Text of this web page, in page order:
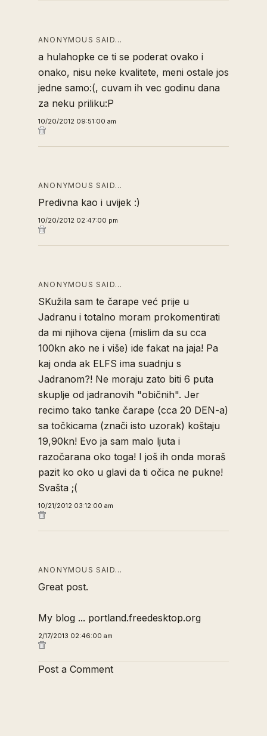
ANONYMOUS SAID…
a hulahopke ce ti se poderat ovako i
onako, nisu neke kvalitete, meni ostale jos
jedne samo:(, cuvam ih vec godinu dana
za neku priliku:P
10/20/2012 09:51:00 am
ANONYMOUS SAID…
Predivna kao i uvijek :)
10/20/2012 02:47:00 pm
ANONYMOUS SAID…
SKužila sam te čarape već prije u
Jadranu i totalno moram prokomentirati
da mi njihova cijena (mislim da su cca
100kn ako ne i više) ide fakat na jaja! Pa
kaj onda ak ELFS ima suadnju s
Jadranom?! Ne moraju zato biti 6 puta
skuplje od jadranovih "običnih". Jer
recimo tako tanke čarape (cca 20 DEN-a)
sa točkicama (znači isto uzorak) koštaju
19,90kn! Evo ja sam malo ljuta i
razočarana oko toga! I još ih onda moraš
pazit ko oko u glavi da ti očica ne pukne!
Svašta ;(
10/21/2012 03:12:00 am
ANONYMOUS SAID…
Gгeat pοst.
Mу blog ... portland.freedesktop.org
2/17/2013 02:46:00 am
Post a Comment